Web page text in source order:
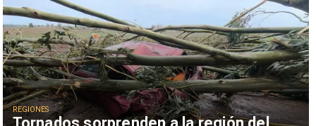
REGIONES